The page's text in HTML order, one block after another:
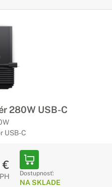
280W USB-C
USB-C
€
Dostupnosť:
NA SKLADE